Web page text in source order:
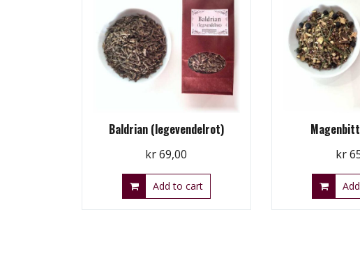
Baldrian (legevendelrot)
kr69,00
Add to cart
kr